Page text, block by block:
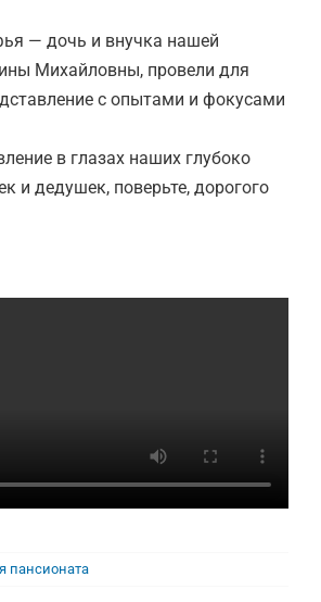
— дочь и внучка нашей
Михайловны, провели для
с опытами и фокусами
в глазах наших глубоко
и дедушек, поверьте, дорогого
пансионата